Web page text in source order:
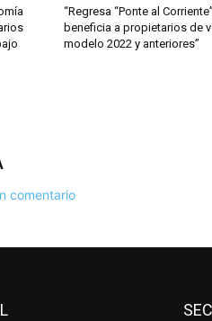
“Regresa “Ponte al
beneficia a propietarios de
modelo 2022 y anteriores”
comentario